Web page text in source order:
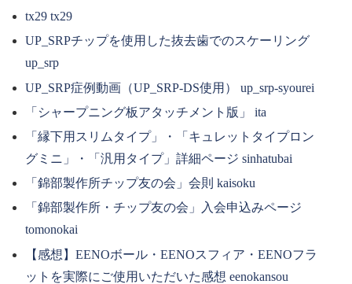
tx29 tx29
UP_SRPチップを使用した抜去歯でのスケーリング
up_srp
UP_SRP症例動画（UP_SRP-DS使用） up_srp-syourei
「シャープニング板アタッチメント版」 ita
「縁下用スリムタイプ」・「キュレットタイプロン
グミニ」・「汎用タイプ」詳細ページ sinhatubai
「錦部製作所チップ友の会」会則 kaisoku
「錦部製作所・チップ友の会」入会申込みページ
tomonokai
【感想】EENOボール・EENOスフィア・EENOフラ
ットを実際にご使用いただいた感想 eenokansou